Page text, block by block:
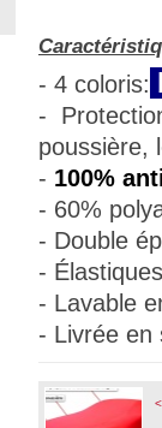
- 4 coloris:
-
poussière,
- 100%
- 60%
- Double
-
- Lavable
- Livrée en